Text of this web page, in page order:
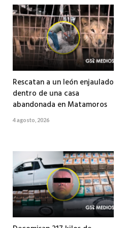
Rescatan a un león enjaulado
dentro de una casa
abandonada en Matamoros
4 agosto, 2026